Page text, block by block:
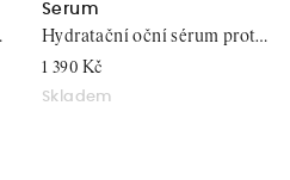
Serum
1 390 Kč
Skladem
Hydratační oční sérum proti
vráskám, 15 ml